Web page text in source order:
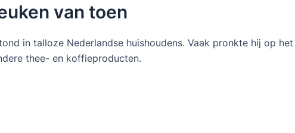
van toen
in talloze Nederlandse huishoudens. Vaak pronkte hij op het
thee- en koffieproducten.